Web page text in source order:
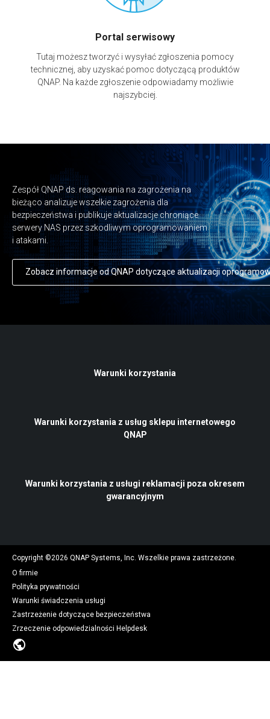
Portal serwisowy
Tutaj możesz tworzyć i wysyłać zgłoszenia pomocy
technicznej, aby uzyskać pomoc dotyczącą produktów
QNAP. Na każde zgłoszenie odpowiadamy możliwie
najszybciej.
Zespół QNAP ds. reagowania na zagrożenia na
bieżąco analizuje wszelkie zagrożenia dla
bezpieczeństwa i publikuje aktualizacje chroniące
serwery NAS przez szkodliwym oprogramowaniem
i atakami.
Zobacz informacje od QNAP dotyczące aktualizacji
Warunki korzystania
Warunki korzystania z usług sklepu internetowego
QNAP
Warunki korzystania z usługi reklamacji poza okresem
gwarancyjnym
Copyright ©2026 QNAP Systems, Inc. Wszelkie prawa zastrzeżone.
O firmie
Polityka prywatności
Warunki świadczenia usługi
Zastrzeżenie dotyczące bezpieczeństwa
Zrzeczenie odpowiedzialności Helpdesk